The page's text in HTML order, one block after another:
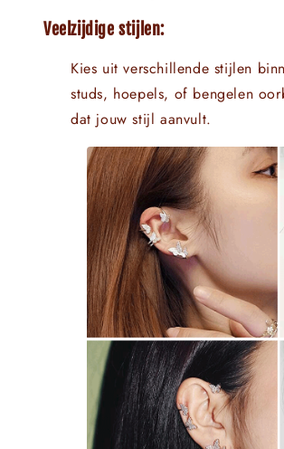
Veelzijdige stijlen:
Kies uit verschillende stijlen
studs, hoepels, of bengelen
dat jouw stijl aanvult.